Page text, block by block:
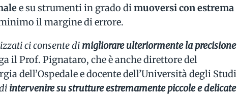
e su strumenti in grado dimuoversi con estrema
il margine di errore.
ci consente di migliorare ulteriormente la precisione
il Prof. Pignataro, che è anche direttore del
dell’Ospedale e docente dell’Università degli Studi
intervenire su strutture estremamente piccole e delicate